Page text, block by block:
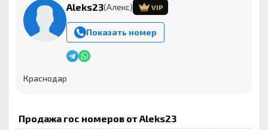
Aleks23(Алекс) VIP
Показать номер
Краснодар
Продажа гос номеров от Aleks23